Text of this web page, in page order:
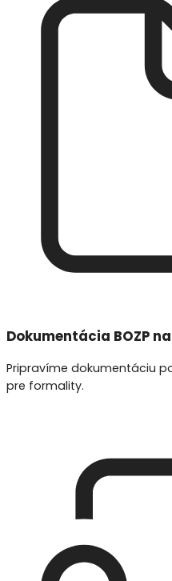
Dokumentácia BOZP
Pripravíme dokumentáciu
pre formality.